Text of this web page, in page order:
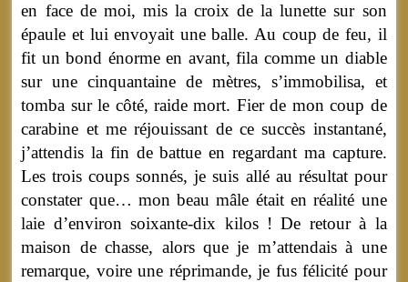
en face de moi, mis la croix de la lunette sur son
épaule et lui envoyait une balle. Au coup de feu, il
fit un bond énorme en avant, fila comme un diable
sur une cinquantaine de mètres, s’immobilisa, et
tomba sur le côté, raide mort. Fier de mon coup de
carabine et me réjouissant de ce succès instantané,
j’attendis la fin de battue en regardant ma capture.
Les trois coups sonnés, je suis allé au résultat pour
constater que… mon beau mâle était en réalité une
laie d’environ soixante-dix kilos ! De retour à la
maison de chasse, alors que je m’attendais à une
remarque, voire une réprimande, je fus félicité pour